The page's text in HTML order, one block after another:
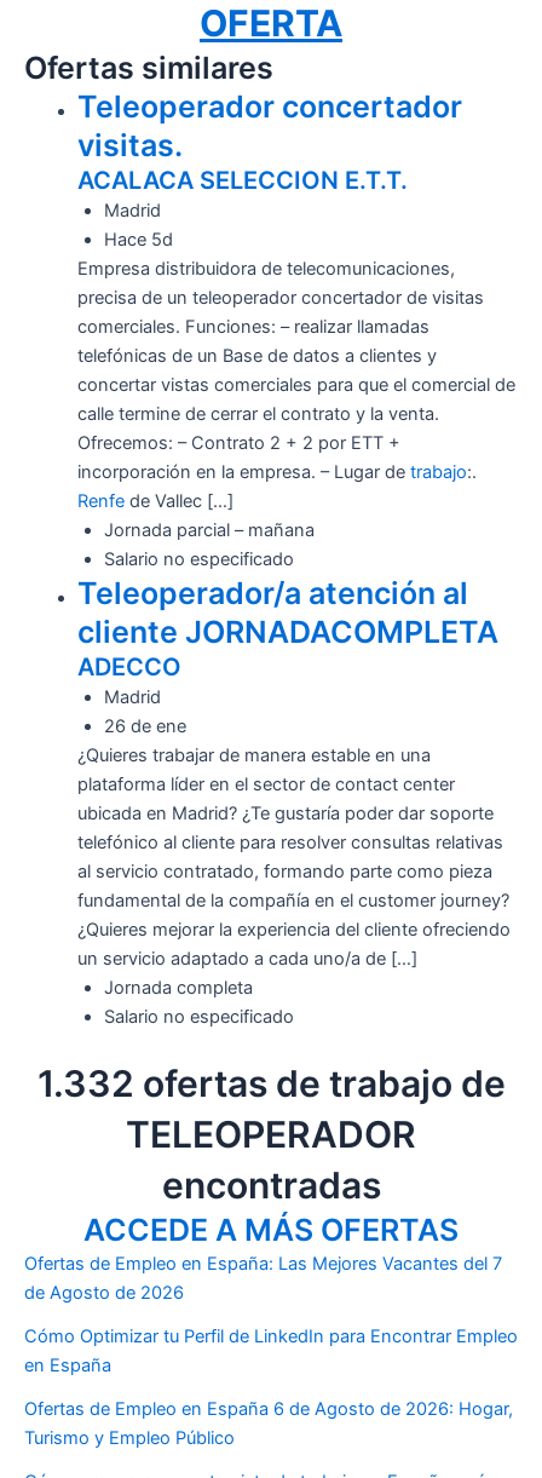
OFERTA
Ofertas similares
Teleoperador concertador
visitas.
ACALACA SELECCION E.T.T.
Madrid
Hace 5d
Empresa distribuidora de telecomunicaciones,
precisa de un teleoperador concertador de visitas
comerciales. Funciones: – realizar llamadas
telefónicas de un Base de datos a clientes y
concertar vistas comerciales para que el comercial de
calle termine de cerrar el contrato y la venta.
Ofrecemos: – Contrato 2 + 2 por ETT +
incorporación en la empresa. – Lugar de trabajo:.
Renfede Vallec […]
Jornada parcial – mañana
Salario no especificado
Teleoperador/a atención al
cliente JORNADACOMPLETA
ADECCO
Madrid
26 de ene
¿Quieres trabajar de manera estable en una
plataforma líder en el sector de contact center
ubicada en Madrid? ¿Te gustaría poder dar soporte
telefónico al cliente para resolver consultas relativas
al servicio contratado, formando parte como pieza
fundamental de la compañía en el customer journey?
¿Quieres mejorar la experiencia del cliente ofreciendo
un servicio adaptado a cada uno/a de […]
Jornada completa
Salario no especificado
1.332 ofertas de trabajo de
TELEOPERADOR
encontradas
ACCEDE A MÁS OFERTAS
Ofertas de Empleo en España: Las Mejores Vacantes del 7
de Agosto de 2026
Cómo Optimizar tu Perfil de LinkedIn para Encontrar Empleo
en España
Ofertas de Empleo en España 6 de Agosto de 2026: Hogar,
Turismo y Empleo Público